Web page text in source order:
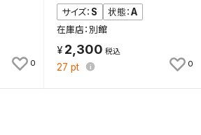
0
サイズ： S 状態：A
在庫店：別館
2,300
27 pt 0